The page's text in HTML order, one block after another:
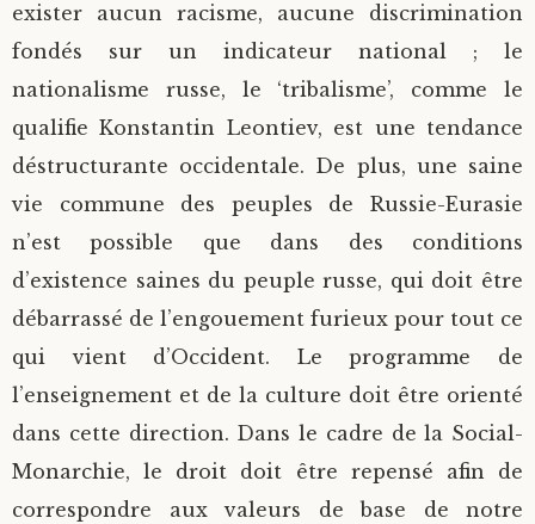
exister aucun racisme, aucune discrimination
fondés sur un indicateur national ; le
nationalisme russe, le ‘tribalisme’, comme le
qualifie Konstantin Leontiev, est une tendance
déstructurante occidentale. De plus, une saine
vie commune des peuples de Russie-Eurasie
n’est possible que dans des conditions
d’existence saines du peuple russe, qui doit être
débarrassé de l’engouement furieux pour tout ce
qui vient d’Occident. Le programme de
l’enseignement et de la culture doit être orienté
dans cette direction. Dans le cadre de la Social-
Monarchie, le droit doit être repensé afin de
correspondre aux valeurs de base de notre